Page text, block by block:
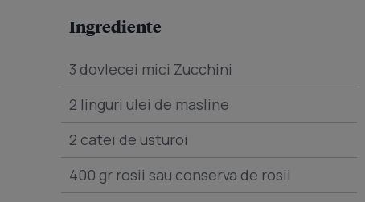
Ingrediente
3 dovlecei mici Zucchini
2 linguri ulei de masline
2 catei de usturoi
400 gr rosii sau conserva de rosii